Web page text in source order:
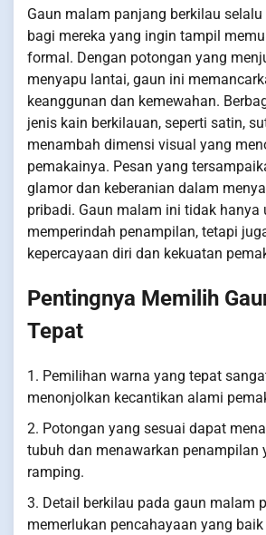
Gaun malam panjang berkilau
bagi mereka yang ingin tampil
formal. Dengan potongan yang
menyapu lantai, gaun ini
keanggunan dan kemewahan.
jenis kain berkilauan, seperti satin,
menambah dimensi visual yang
pemakainya. Pesan yang
glamor dan keberanian dalam
pribadi. Gaun malam ini tidak hanya
memperindah penampilan, tetapi
kepercayaan diri dan kekuatan
Pentingnya Memilih
Tepat
1. Pemilihan warna yang tepat
menonjolkan kecantikan alami
2. Potongan yang sesuai dapat
tubuh dan menawarkan penampilan
ramping.
3. Detail berkilau pada gaun malam
memerlukan pencahayaan yang